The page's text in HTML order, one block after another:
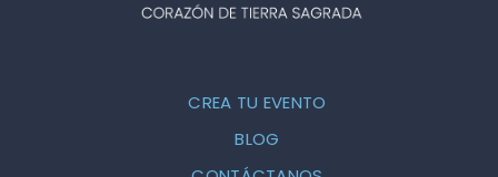
CREA TU EVENTO
BLOG